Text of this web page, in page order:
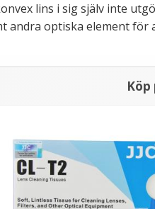
lins i sig själv inte
andra optiska element